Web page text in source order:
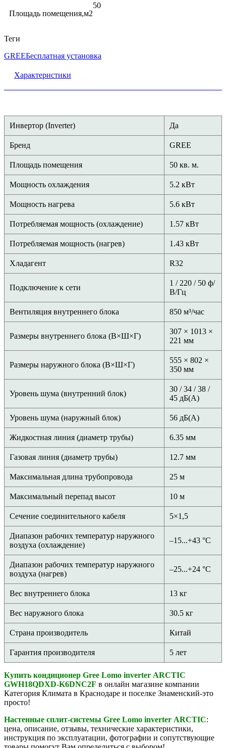
Площадь помещения,м2
50
Теги
GREEБесплатная установка
Характеристики
Инвертор (Inverter) Да
Бренд GREE
Площадь помещения 50 кв. м.
Мощность охлаждения 5.2 кВт
Мощность нагрева 5.6 кВт
Потребляемая мощность (охлаждение) 1.57 кВт
Потребляемая мощность (нагрев) 1.43 кВт
Хладагент R32
Подключение к сети
1 / 220 / 50 ф/
В/Гц
Вентиляция внутреннего блока 850 м³/час
Размеры внутреннего блока (В×Ш×Г)
307 × 1013 ×
221 мм
Размеры наружного блока (В×Ш×Г)
555 × 802 ×
350 мм
Уровень шума (внутренний блок)
30 / 34 / 38 /
45 дБ(А)
Уровень шума (наружный блок) 56 дБ(А)
Жидкостная линия (диаметр трубы) 6.35 мм
Газовая линия (диаметр трубы) 12.7 мм
Максимальная длина трубопровода 25 м
Максимальный перепад высот 10 м
Сечение соединительного кабеля 5×1,5
Диапазон рабочих температур наружного
воздуха (охлаждение)
–15...+43 °С
Диапазон рабочих температур наружного
воздуха (нагрев)
–25...+24 °С
Вес внутреннего блока 13 кг
Вес наружного блока 30.5 кг
Страна производитель Китай
Гарантия производителя 5 лет
Купить кондиционер Gree Lomo inverter ARCTIC
GWH18QDXD-K6DNC2F в онлайн магазине компании
Категория Климата в Краснодаре и поселке Знаменский-это
просто!
Настенные сплит-системы Gree Lomo inverter ARCTIC:
цена, описание, отзывы, технические характеристики,
инструкция по эксплуатации, фотографии и сопутствующие